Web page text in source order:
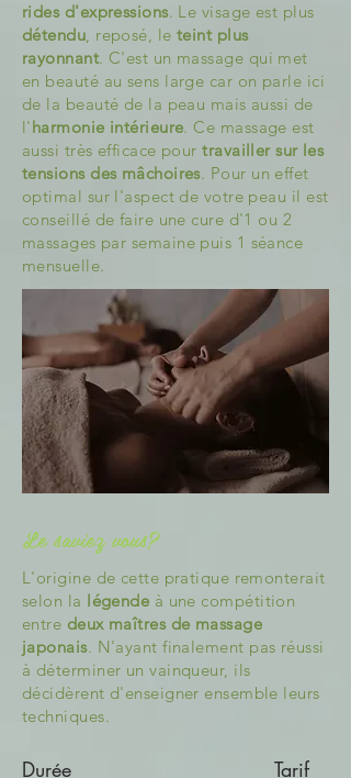
rides d'expressions. Le visage est plus
détendu, reposé, leteint plus
rayonnant. C'est un massage qui met
en beauté au sens large car on parle ici
de la beauté de la peau mais aussi de
l'harmonie intérieure. Ce massage est
aussi très efficace pourtravailler sur les
tensions des mâchoires. Pour un effet
optimal sur l'aspect de votre peau il est
conseillé de faire une cure d'1 ou 2
massages par semaine puis 1 séance
mensuelle.
Le saviez vous?
L'origine de cette pratique remonterait
selon la légende à une compétition
entre deux maîtres de massage
japonais. N'ayant finalement pas réussi
à déterminer un vainqueur, ils
décidèrent d'enseigner ensemble leurs
techniques.
Durée Tarif